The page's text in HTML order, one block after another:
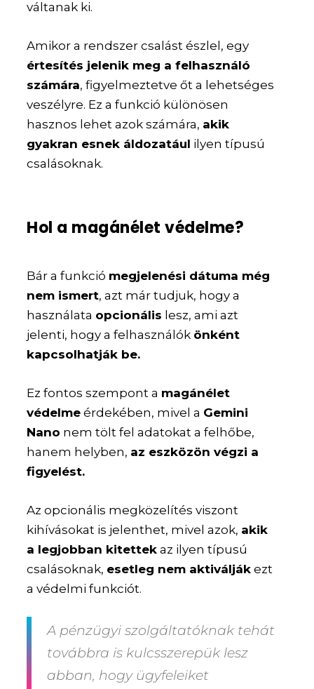
váltanak ki.
Amikor a rendszer csalást észlel, egy
értesítés jelenik meg a felhasználó
számára, figyelmeztetve őt a lehetséges
veszélyre. Ez a funkció különösen
hasznos lehet azok számára, akik
gyakran esnek áldozatául ilyen típusú
csalásoknak.
Hol a magánélet védelme?
Bár a funkció megjelenési dátuma még
nem ismert, azt már tudjuk, hogy a
használata opcionális lesz, ami azt
jelenti, hogy a felhasználók önként
kapcsolhatják be.
Ez fontos szempont a magánélet
védelme érdekében, mivel a Gemini
Nano nem tölt fel adatokat a felhőbe,
hanem helyben, az eszközön végzi a
figyelést.
Az opcionális megközelítés viszont
kihívásokat is jelenthet, mivel azok, akik
a legjobban kitettek az ilyen típusú
csalásoknak, esetleg nem aktiválják ezt
a védelmi funkciót.
A pénzügyi szolgáltatóknak tehát
továbbra is kulcsszerepük lesz
abban, hogy ügyfeleiket